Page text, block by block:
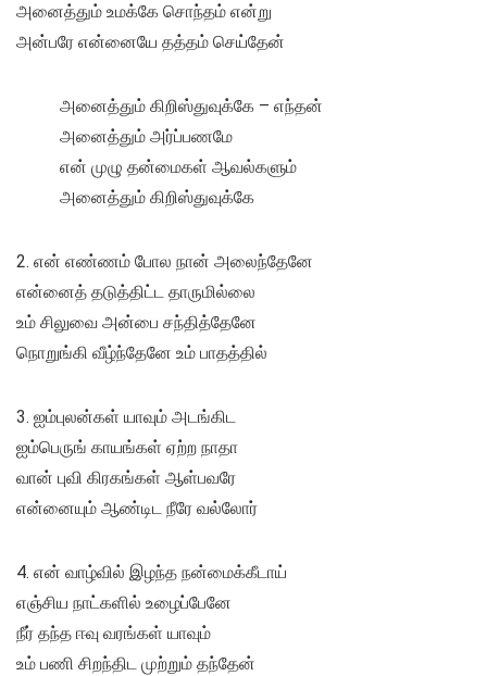
அனைத்தும் உமக்கே சொந்தம் என்று
அன்பரே என்னையே தத்தம் செய்தேன்
அனைத்தும் கிறிஸ்துவுக்கே – எந்தன்
அனைத்தும் அர்ப்பணமே
என் முழு தன்மைகள் ஆவல்களும்
அனைத்தும் கிறிஸ்துவுக்கே
2. என் எண்ணம் போல நான் அலைந்தேனே
என்னைத் தடுத்திட்ட தாருமில்லை
உம் சிலுவை அன்பை சந்தித்தேனே
நொறுங்கி வீழ்ந்தேனே உம் பாதத்தில்
3. ஐம்புலன்கள் யாவும் அடங்கிட
ஐம்பெருங் காயங்கள் ஏற்ற நாதா
வான் புவி கிரகங்கள் ஆள்பவரே
என்னையும் ஆண்டிட நீரே வல்லோர்
4. என் வாழ்வில் இழந்த நன்மைக்கீடாய்
எஞ்சிய நாட்களில் உழைப்பேனே
நீர் தந்த ஈவு வரங்கள் யாவும்
உம் பணி சிறந்திட முற்றும் தந்தேன்